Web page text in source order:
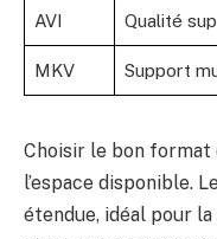
AVI Qualité
MKV Support
Choisir le bon format
l’espace disponible.
étendue, idéal pour la